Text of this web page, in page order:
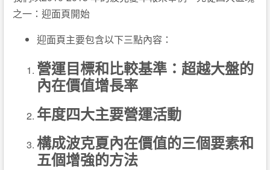
之一：迎面頁開始
迎面頁主要包含以下三點內容：
營運目標和比較基準：超越大盤的
內在價值增長率
年度四大主要營運活動
構成波克夏內在價值的三個要素和
五個增強的方法